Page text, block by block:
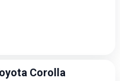
Corolla